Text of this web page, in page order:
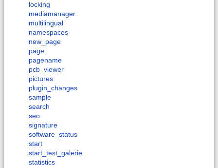
locking
mediamanager
multilingual
namespaces
new_page
page
pagename
pcb_viewer
pictures
plugin_changes
sample
search
seo
signature
software_status
start
start_test_galerie
statistics